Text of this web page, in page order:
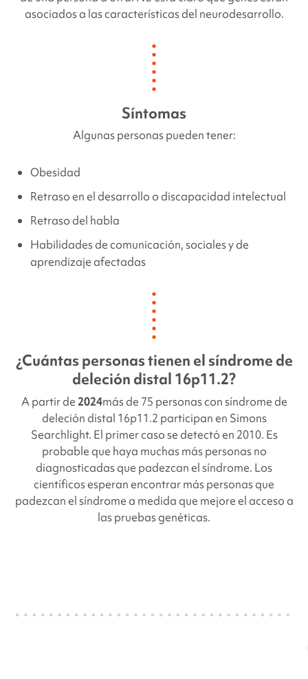
asociados a las características del neurodesarrollo.
Síntomas
Algunas personas pueden tener:
Obesidad
Retraso en el desarrollo o discapacidad intelectual
Retraso del habla
Habilidades de comunicación, sociales y de
aprendizaje afectadas
¿Cuántas personas tienen el síndrome de
deleción distal 16p11.2?
A partir de2024más de 75 personas con síndrome de
deleción distal 16p11.2 participan en Simons
Searchlight. El primer caso se detectó en 2010. Es
probable que haya muchas más personas no
diagnosticadas que padezcan el síndrome. Los
científicos esperan encontrar más personas que
padezcan el síndrome a medida que mejore el acceso a
las pruebas genéticas.